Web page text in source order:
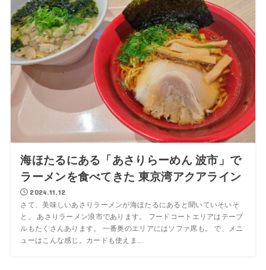
海ほたるにある「あさりらーめん 波市」で
ラーメンを食べてきた 東京湾アクアライン
2024.11.12
さて、美味しいあさりラーメンが海ほたるにあると聞いていそいそ
と。 あさりラーメン浪市であります。 フードコートエリアはテーブ
ルもたくさんあります。 一番奥のエリアにはソファ席も。 で、メニ
ューはこんな感じ。カードも使えま...